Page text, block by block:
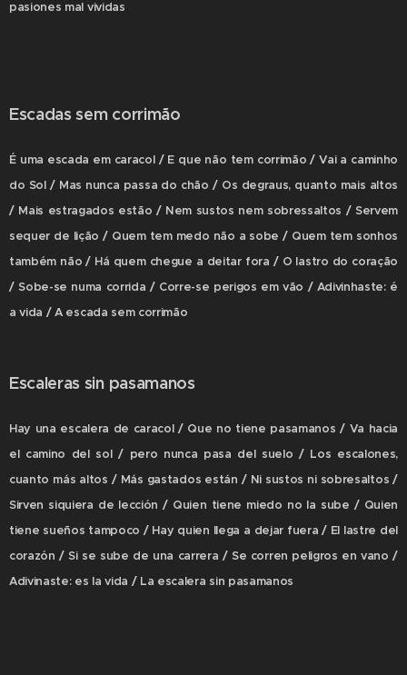
pasiones mal vividas
Escadas sem corrimão
É uma escada em caracol / E que não tem corrimão / Vai a caminho
do Sol / Mas nunca passa do chão / Os degraus, quanto mais altos
/ Mais estragados estão / Nem sustos nem sobressaltos / Servem
sequer de lição / Quem tem medo não a sobe / Quem tem sonhos
também não / Há quem chegue a deitar fora / O lastro do coração
/ Sobe-se numa corrida / Corre-se perigos em vão / Adivinhaste: é
a vida / A escada sem corrimão
Escaleras sin pasamanos
Hay una escalera de caracol / Que no tiene pasamanos / Va hacia
el camino del sol / pero nunca pasa del suelo / Los escalones,
cuanto más altos / Más gastados están / Ni sustos ni sobresaltos /
Sirven siquiera de lección / Quien tiene miedo no la sube / Quien
tiene sueños tampoco / Hay quien llega a dejar fuera / El lastre del
corazón / Si se sube de una carrera / Se corren peligros en vano /
Adivinaste: es la vida / La escalera sin pasamanos